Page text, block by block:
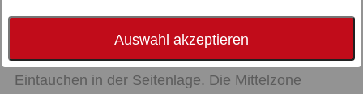
Auswahl akzeptieren
Der Rahmen bietet ein sehr gutes Preis-
Leistungs-Verhältnis. Die geschwungenen
Schulterleisten ermöglichen ein tiefes
Eintauchen in der Seitenlage. Die Mittelzone